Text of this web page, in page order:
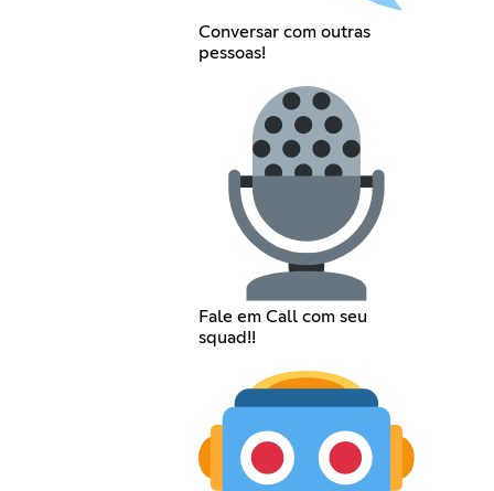
Conversar com outras
pessoas!
Fale em Call com seu
squad!!